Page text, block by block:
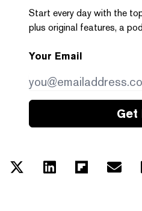
Start every day with the
plus original features, a
Your Email
Get